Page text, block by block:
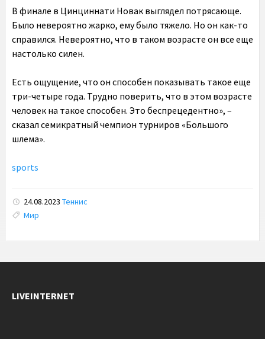
В финале в Цинциннати Новак выглядел потрясающе.
Было невероятно жарко, ему было тяжело. Но он как-то
справился. Невероятно, что в таком возрасте он все еще
настолько силен.
Есть ощущение, что он способен показывать такое еще
три-четыре года. Трудно поверить, что в этом возрасте
человек на такое способен. Это беспрецедентно», –
сказал семикратный чемпион турниров «Большого
шлема».
sports
24.08.2023 Теннис
Tags:
Мир
LIVEINTERNET